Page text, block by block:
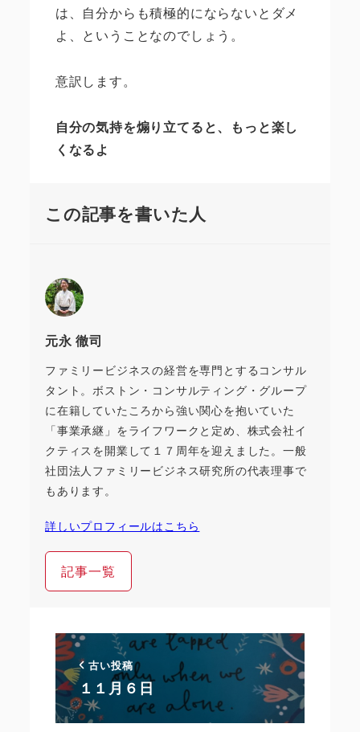
は、自分からも積極的にならないとダメ
よ、ということなのでしょう。
意訳します。
自分の気持を煽り立てると、もっと楽し
くなるよ
この記事を書いた人
元永 徹司
ファミリービジネスの経営を専門とするコンサル
タント。ボストン・コンサルティング・グループ
に在籍していたころから強い関心を抱いていた
「事業承継」をライフワークと定め、株式会社イ
クティスを開業して１７周年を迎えました。一般
社団法人ファミリービジネス研究所の代表理事で
もあります。
詳しいプロフィールはこちら
記事一覧
古い投稿
１１月６日